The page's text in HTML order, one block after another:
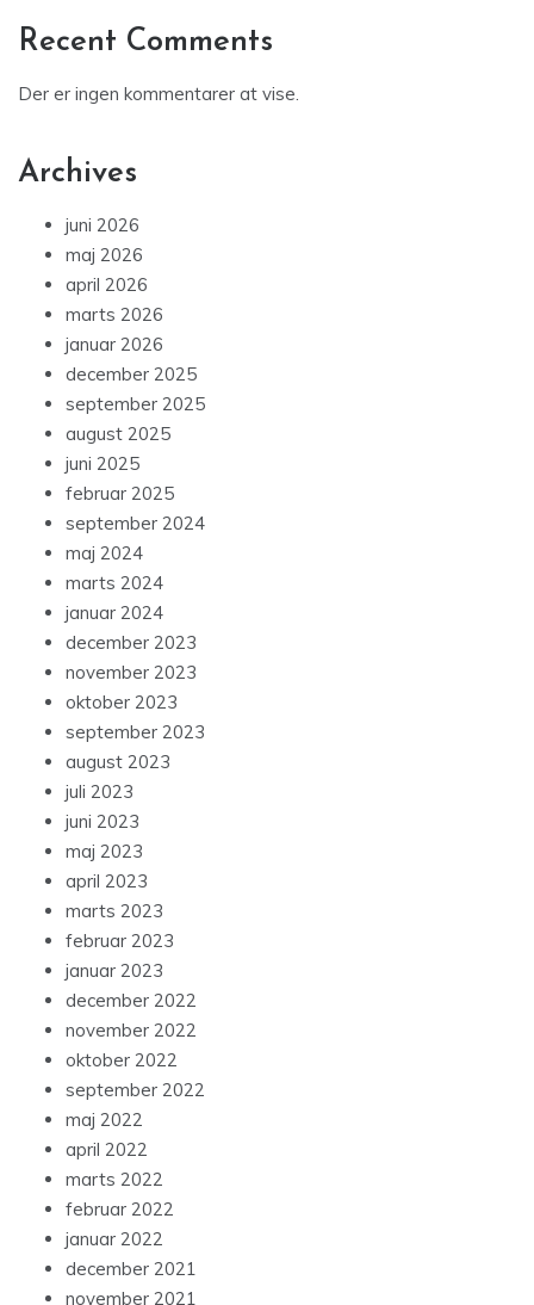
Recent Comments
Der er ingen kommentarer at vise.
Archives
juni 2026
maj 2026
april 2026
marts 2026
januar 2026
december 2025
september 2025
august 2025
juni 2025
februar 2025
september 2024
maj 2024
marts 2024
januar 2024
december 2023
november 2023
oktober 2023
september 2023
august 2023
juli 2023
juni 2023
maj 2023
april 2023
marts 2023
februar 2023
januar 2023
december 2022
november 2022
oktober 2022
september 2022
maj 2022
april 2022
marts 2022
februar 2022
januar 2022
december 2021
november 2021